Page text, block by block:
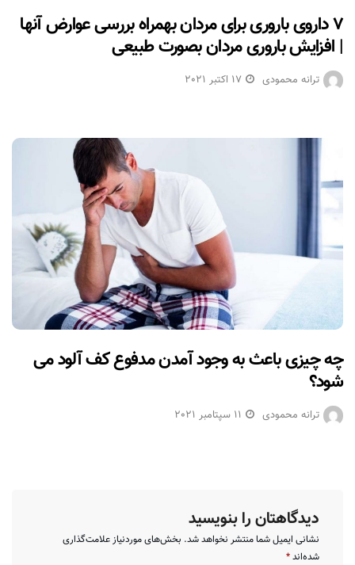
۷ داروی باروری برای مردان بهمراه بررسی عوارض آنها
| افزایش باروری مردان بصورت طبیعی
ترانه محمودی 17 اکتبر 2021
چه چیزی باعث به وجود آمدن مدفوع کف آلود می
شود؟
ترانه محمودی 11 سپتامبر 2021
دیدگاهتان را بنویسید
نشانی ایمیل شما منتشر نخواهد شد. بخش‌های موردنیاز علامت‌گذاری
شده‌اند*